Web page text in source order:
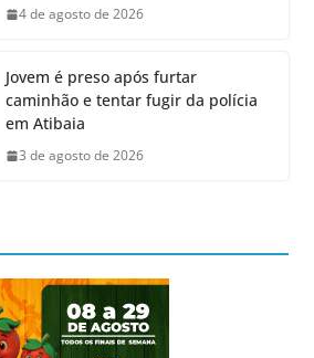
4 de agosto de 2026
Jovem é preso após furtar
caminhão e tentar fugir da polícia
em Atibaia
3 de agosto de 2026